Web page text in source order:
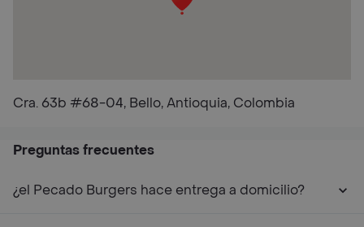
Cra. 63b #68-04, Bello, Antioquia, Colombia
Preguntas frecuentes
¿el Pecado Burgers hace entrega a domicilio?